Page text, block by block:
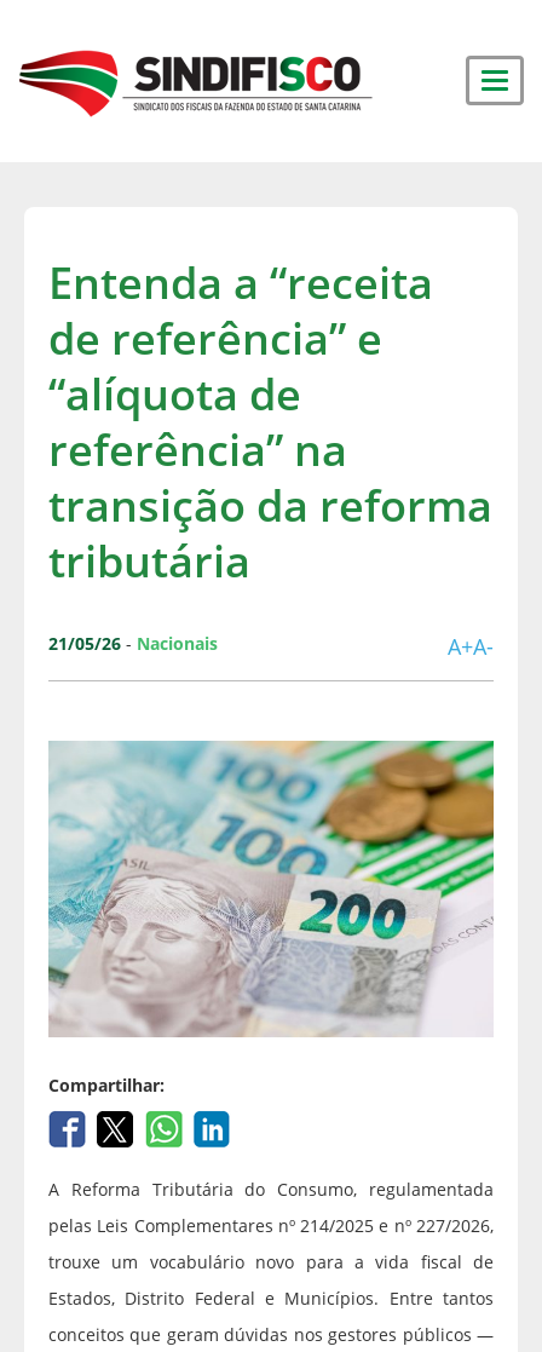
Entenda a “receita
de referência” e
“alíquota de
referência” na
transição da reforma
tributária
21/05/26 - Nacionais A+A-
Compartilhar:
A Reforma Tributária do Consumo, regulamentada
pelas Leis Complementares nº 214/2025 e nº 227/2026,
trouxe um vocabulário novo para a vida fiscal de
Estados, Distrito Federal e Municípios. Entre tantos
conceitos que geram dúvidas nos gestores públicos —